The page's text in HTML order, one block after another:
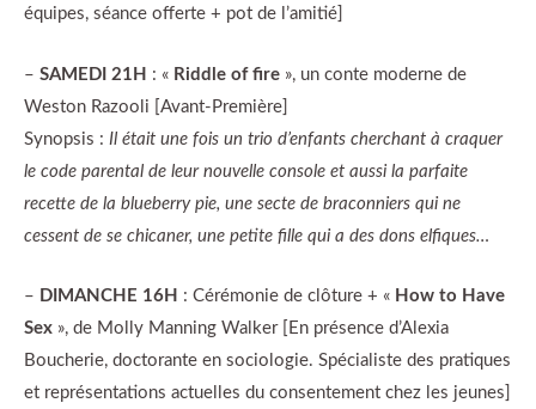
équipes, séance offerte + pot de l’amitié]
– SAMEDI 21H : « Riddle of fire », un conte moderne de
Weston Razooli [Avant-Première]
Synopsis : Il était une fois un trio d’enfants cherchant à craquer
le code parental de leur nouvelle console et aussi la parfaite
recette de la blueberry pie, une secte de braconniers qui ne
cessent de se chicaner, une petite fille qui a des dons elfiques…
– DIMANCHE 16H : Cérémonie de clôture + « How to Have
Sex », de Molly Manning Walker [En présence d’Alexia
Boucherie, doctorante en sociologie. Spécialiste des pratiques
et représentations actuelles du consentement chez les jeunes]